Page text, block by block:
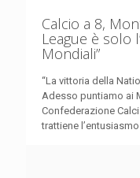
Calcio a 8,
League è solo
Mondiali”
“La vittoria della
Adesso puntiamo ai
Confederazione
trattiene